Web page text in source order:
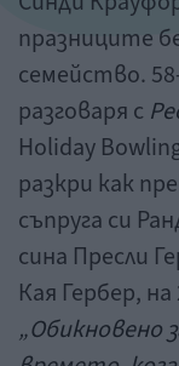
празниците
семейство.
разговаря с
Holiday
разкри как
съпруга си
сина Пресли
Кая Гербер, на
„Обикновено